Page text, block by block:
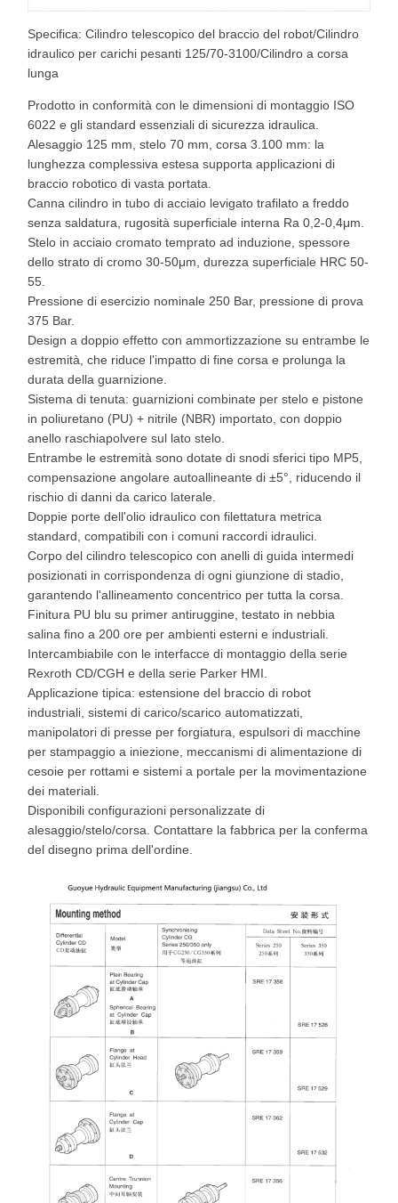
Specifica: Cilindro telescopico del braccio del robot/Cilindro
idraulico per carichi pesanti 125/70-3100/Cilindro a corsa
lunga
Prodotto in conformità con le dimensioni di montaggio ISO
6022 e gli standard essenziali di sicurezza idraulica.
Alesaggio 125 mm, stelo 70 mm, corsa 3.100 mm: la
lunghezza complessiva estesa supporta applicazioni di
braccio robotico di vasta portata.
Canna cilindro in tubo di acciaio levigato trafilato a freddo
senza saldatura, rugosità superficiale interna Ra 0,2-0,4μm.
Stelo in acciaio cromato temprato ad induzione, spessore
dello strato di cromo 30-50μm, durezza superficiale HRC 50-
55.
Pressione di esercizio nominale 250 Bar, pressione di prova
375 Bar.
Design a doppio effetto con ammortizzazione su entrambe le
estremità, che riduce l'impatto di fine corsa e prolunga la
durata della guarnizione.
Sistema di tenuta: guarnizioni combinate per stelo e pistone
in poliuretano (PU) + nitrile (NBR) importato, con doppio
anello raschiapolvere sul lato stelo.
Entrambe le estremità sono dotate di snodi sferici tipo MP5,
compensazione angolare autoallineante di ±5°, riducendo il
rischio di danni da carico laterale.
Doppie porte dell'olio idraulico con filettatura metrica
standard, compatibili con i comuni raccordi idraulici.
Corpo del cilindro telescopico con anelli di guida intermedi
posizionati in corrispondenza di ogni giunzione di stadio,
garantendo l'allineamento concentrico per tutta la corsa.
Finitura PU blu su primer antiruggine, testato in nebbia
salina fino a 200 ore per ambienti esterni e industriali.
Intercambiabile con le interfacce di montaggio della serie
Rexroth CD/CGH e della serie Parker HMI.
Applicazione tipica: estensione del braccio di robot
industriali, sistemi di carico/scarico automatizzati,
manipolatori di presse per forgiatura, espulsori di macchine
per stampaggio a iniezione, meccanismi di alimentazione di
cesoie per rottami e sistemi a portale per la movimentazione
dei materiali.
Disponibili configurazioni personalizzate di
alesaggio/stelo/corsa. Contattare la fabbrica per la conferma
del disegno prima dell'ordine.